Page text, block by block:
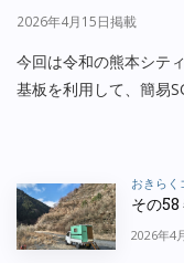
2026年4月15日掲載
今回は令和の熊本シテ
基板を利用して、簡易
おきらく
その
2026年4